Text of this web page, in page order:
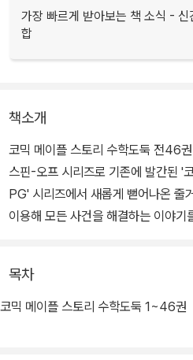
가장 빠르게 받아보는 책 소식 - 신
합
책소개
코믹 메이플 스토리 수학도둑 전46
스핀-오프 시리즈로 기존에 발간된 '
PG' 시리즈에서 새롭게 뻗어나온 줄
이용해 모든 사건을 해결하는 이야
목차
코믹 메이플 스토리 수학도둑 1~46권